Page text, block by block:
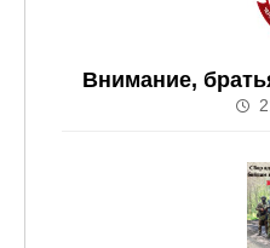
Внимание,